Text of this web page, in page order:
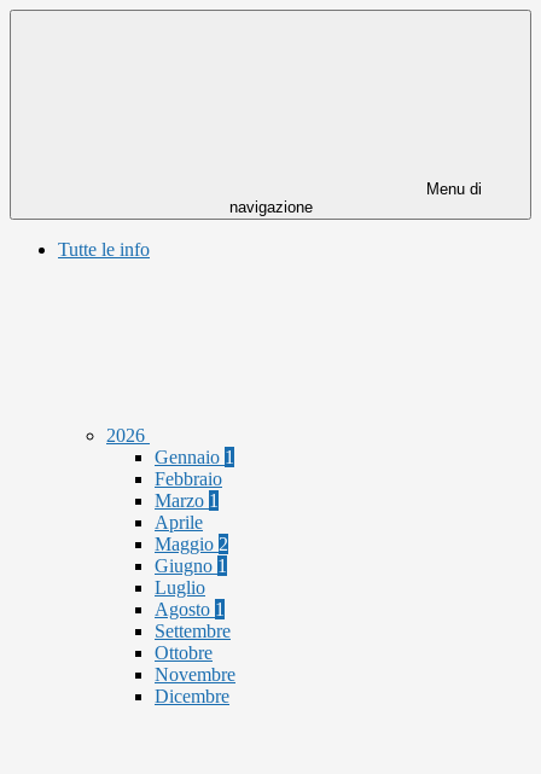
Menu di
navigazione
Tutte le info
2026
Gennaio 1
Febbraio
Marzo 1
Aprile
Maggio 2
Giugno 1
Luglio
Agosto 1
Settembre
Ottobre
Novembre
Dicembre